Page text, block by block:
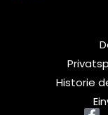
Historie